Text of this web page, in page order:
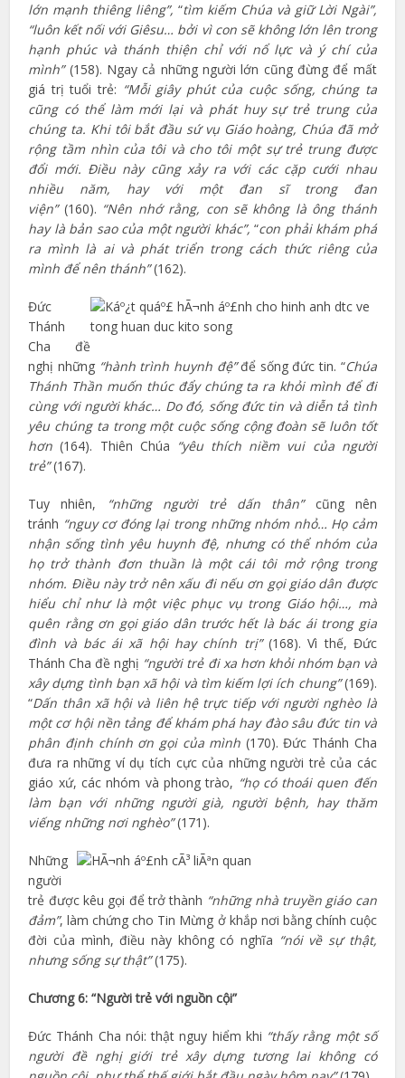
lớn mạnh thiêng liêng”, “tìm kiếm Chúa và giữ Lời Ngài”,
“luôn kết nối với Giêsu… bởi vì con sẽ không lớn lên trong
hạnh phúc và thánh thiện chỉ với nổ lực và ý chí của
mình” (158). Ngay cả những người lớn cũng đừng để mất
giá trị tuổi trẻ: “Mỗi giây phút của cuộc sống, chúng ta
cũng có thể làm mới lại và phát huy sự trẻ trung của
chúng ta. Khi tôi bắt đầu sứ vụ Giáo hoàng, Chúa đã mở
rộng tầm nhìn của tôi và cho tôi một sự trẻ trung được
đổi mới. Điều này cũng xảy ra với các cặp cưới nhau
nhiều năm, hay với một đan sĩ trong đan
viện”(160). “Nên nhớ rằng, con sẽ không là ông thánh
hay là bản sao của một người khác”,“con phải khám phá
ra mình là ai và phát triển trong cách thức riêng của
mình để nên thánh”(162).
Đức
Thánh
Cha đề
nghị những “hành trình huynh đệ”để sống đức tin. “Chúa
Thánh Thần muốn thúc đẩy chúng ta ra khỏi mình để đi
cùng với người khác… Do đó, sống đức tin và diễn tả tình
yêu chúng ta trong một cuộc sống cộng đoàn sẽ luôn tốt
hơn(164). Thiên Chúa “yêu thích niềm vui của người
trẻ”(167).
Tuy nhiên, “những người trẻ dấn thân” cũng nên
tránh “nguy cơ đóng lại trong những nhóm nhỏ… Họ cảm
nhận sống tình yêu huynh đệ, nhưng có thể nhóm của
họ trở thành đơn thuần là một cái tôi mở rộng trong
nhóm. Điều này trở nên xấu đi nếu ơn gọi giáo dân được
hiểu chỉ như là một việc phục vụ trong Giáo hội…, mà
quên rằng ơn gọi giáo dân trước hết là bác ái trong gia
đình và bác ái xã hội hay chính trị” (168). Vì thế, Đức
Thánh Cha đề nghị “người trẻ đi xa hơn khỏi nhóm bạn và
xây dựng tình bạn xã hội và tìm kiếm lợi ích chung”(169).
“Dấn thân xã hội và liên hệ trực tiếp với người nghèo là
một cơ hội nền tảng để khám phá hay đào sâu đức tin và
phân định chính ơn gọi của mình (170). Đức Thánh Cha
đưa ra những ví dụ tích cực của những người trẻ của các
giáo xứ, các nhóm và phong trào, “họ có thoái quen đến
làm bạn với những người già, người bệnh, hay thăm
viếng những nơi nghèo”(171).
Những
người
trẻ được kêu gọi để trở thành “những nhà truyền giáo can
đảm”, làm chứng cho Tin Mừng ở khắp nơi bằng chính cuộc
đời của mình, điều này không có nghĩa “nói về sự thật,
nhưng sống sự thật”(175).
Chương 6: “Người trẻ với nguồn cội”
Đức Thánh Cha nói: thật nguy hiểm khi “thấy rằng một số
người đề nghị giới trẻ xây dựng tương lai không có